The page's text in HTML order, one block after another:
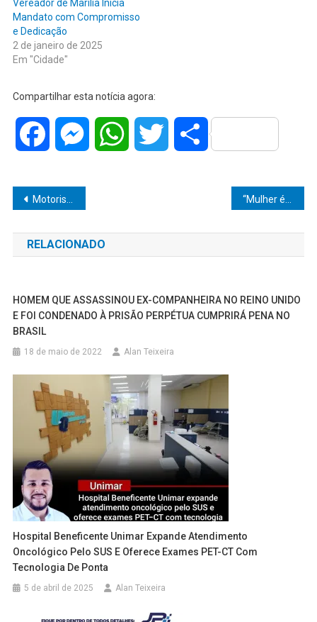
Vereador de Marília Inicia
Mandato com Compromisso
e Dedicação
2 de janeiro de 2025
Em "Cidade"
Compartilhar esta notícia agora:
Facebook MessengerWhatsAppTwitter Share
Navegação
de
Post
Motorista é condenado por dirigir na contramão e causar tragédia com cinco mortos na Castello Branco “Mulher é roubada na zona oeste de Marília; ladrões fugiram em carro cinza”
RELACIONADO
HOMEM QUE ASSASSINOU EX-COMPANHEIRA NO REINO UNIDO
E FOI CONDENADO À PRISÃO PERPÉTUA CUMPRIRÁ PENA NO
BRASIL
18 de maio de 2022 Alan Teixeira
Hospital Beneficente Unimar Expande Atendimento
Oncológico Pelo SUS E Oferece Exames PET-CT Com
Tecnologia De Ponta
5 de abril de 2025 Alan Teixeira